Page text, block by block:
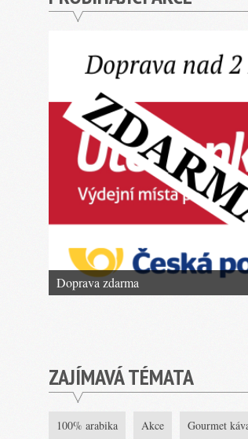
Doprava zdarma
ZAJÍMAVÁ TÉMATA
100% arabika Akce Gourmet